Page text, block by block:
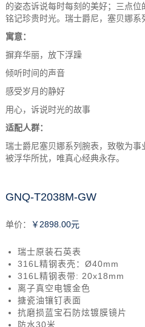
的姿态诉说每时每刻的美好；三点位
铭记珍贵时光。瑞士爵尼，塞贝娜系
寓意：
摒弃华丽，放下浮躁
倾听时间的声音
感受岁月的静好
用心，诉说时光的故事
适配人群：
瑞士爵尼塞贝娜系列腕表，致敬为
被浮华所扰，唯真心经典永存。
GNQ-T2038M-GW
单价： ￥2898.00元
瑞士原装石英表
316L精钢表壳：Ø40mm
316L精钢表带: 20x18mm
离子真空电镀金色
搪瓷油镶钉表面
抗磨损蓝宝石防炫镀膜镜片
防水30米